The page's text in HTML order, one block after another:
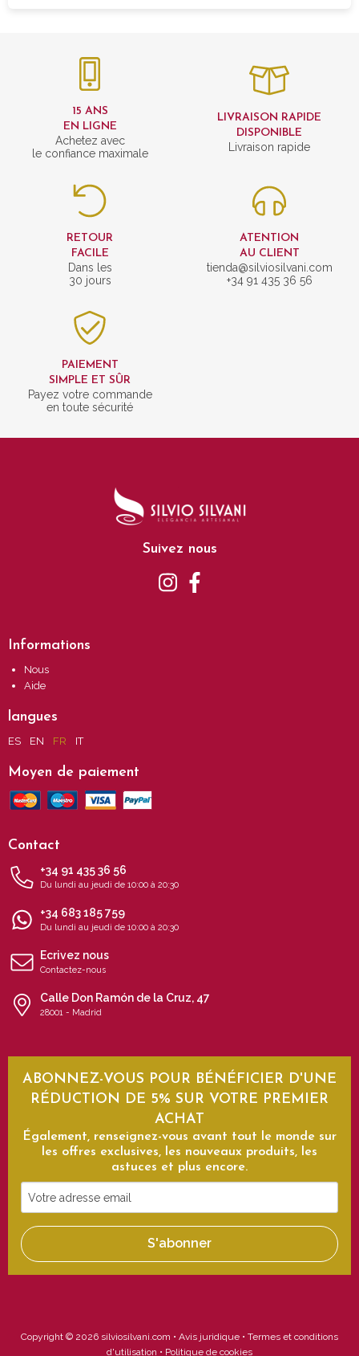
15 ANS
EN LIGNE
Achetez avec
le confiance maximale
LIVRAISON RAPIDE
DISPONIBLE
Livraison rapide
RETOUR
FACILE
Dans les
30 jours
ATENTION
AU CLIENT
tienda@silviosilvani.com
+34 91 435 36 56
PAIEMENT
SIMPLE ET SÛR
Payez votre commande
en toute sécurité
Suivez nous
Informations
Nous
Aide
langues
ES EN FR IT
Moyen de paiement
Contact
+34 91 435 36 56
Du lundi au jeudi de 10:00 à 20:30
+34 683 185 759
Du lundi au jeudi de 10:00 à 20:30
Ecrivez nous
Contactez-nous
Calle Don Ramón de la Cruz, 47
28001 - Madrid
ABONNEZ-VOUS POUR BÉNÉFICIER D'UNE
RÉDUCTION DE 5% SUR VOTRE PREMIER
ACHAT
Également, renseignez-vous avant tout le monde sur
les offres exclusives, les nouveaux produits, les
astuces et plus encore.
Votre
adresse
email
S'abonner
Copyright © 2026 silviosilvani.com • Avis juridique • Termes et conditions
d'utilisation • Politique de cookies